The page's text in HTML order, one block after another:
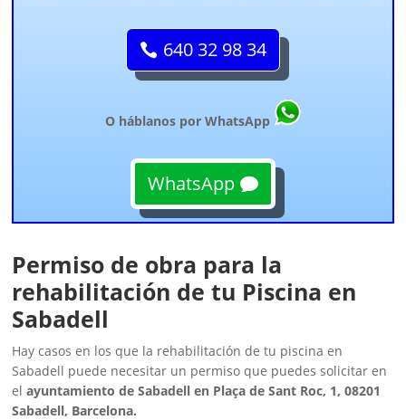
640 32 98 34
O háblanos por WhatsApp
WhatsApp
Permiso de obra para la
rehabilitación de tu Piscina en
Sabadell
Hay casos en los que la rehabilitación de tu piscina en
Sabadell puede necesitar un permiso que puedes solicitar en
elayuntamiento de Sabadell en Plaça de Sant Roc, 1, 08201
Sabadell, Barcelona.